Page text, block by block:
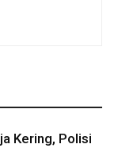
Kering, Polisi